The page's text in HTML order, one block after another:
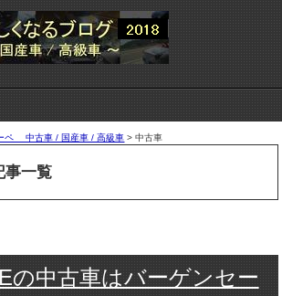
ペ 中古車 / 国産車 / 高級車 >中古車
事一覧
の中古車はバーゲンセー